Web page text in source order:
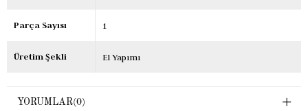
Parça Sayısı 1
Üretim Şekli El Yapımı
YORUMLAR(0)